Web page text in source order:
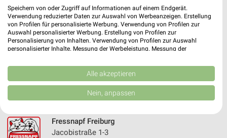
628,36 km • Angebote: 1 Prospekt
Fressnapf Freiburg
Schwarzwaldstraße 78
Heute 09:00 - 20:00 Uhr |
638,98 km • Angebote: 1 Prospekt
Fressnapf Freiburg
Jacobistraße 1-3
Speichern von oder Zugriff auf Informationen auf einem Endgerät.
Verwendung reduzierter Daten zur Auswahl von Werbeanzeigen. Erstellung
von Profilen für personalisierte Werbung. Verwendung von Profilen zur
Auswahl personalisierter Werbung. Erstellung von Profilen zur
Personalisierung von Inhalten. Verwendung von Profilen zur Auswahl
personalisierter Inhalte. Messung der Werbeleistung. Messung der
Kombinationen von Daten aus verschiedenen Quellen. Entwicklung und
Verbesserung der Angebote. Verwendung reduzierter Daten zur Auswahl
von Inhalten.
Daten können außerhalb der Europäischen Union weitergegeben und in die
Website/App.
Partnerliste anzeigen (1 IAB-Anbieter)
Alle akzeptieren
Nein, anpassen